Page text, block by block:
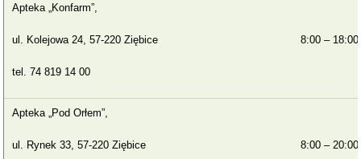
Apteka „Konfarm”,
ul. Kolejowa 24, 57-220 Ziębice
tel. 74 819 14 00
8:00 – 18:00
Apteka „Pod Orłem”,
ul. Rynek 33, 57-220 Ziębice 8:00 – 20:00